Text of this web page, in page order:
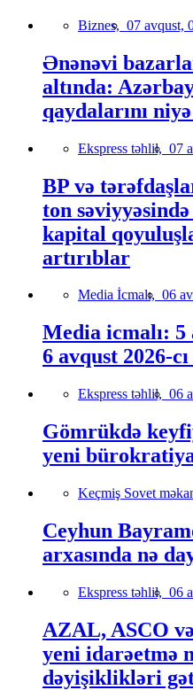
Biznes, 07 avqust,
Ənənəvi
altında:
qaydalarını
Ekspress təhlil, 07
BP və
ton
kapital
artırıblar
Media İcmalı, 06
Media icmalı: 5
6 avqust 2026-
Ekspress təhlil, 06
Gömrükdə
yeni
Keçmiş Sovet
Ceyhun
arxasında nə
Ekspress təhlil, 06
AZAL, ASCO
yeni idarəetmə
dəyişiklikləri